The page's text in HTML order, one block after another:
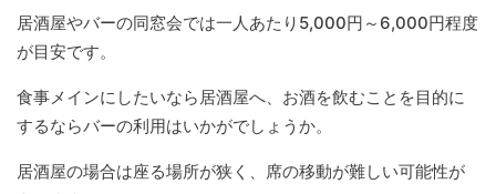
居酒屋やバーの同窓会では一人あたり5,000円～6,000円程度
が目安です。
食事メインにしたいなら居酒屋へ、お酒を飲むことを目的に
するならバーの利用はいかがでしょうか。
居酒屋の場合は座る場所が狭く、席の移動が難しい可能性が